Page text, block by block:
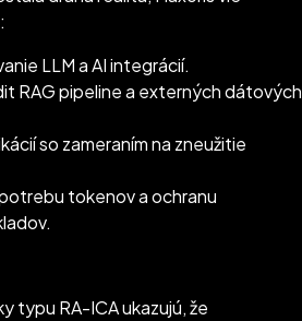
LLM a AI integrácií.
RAG pipeline a externých dátových
so zameraním na zneužitie
tokenov a ochranu
typu RA-ICA ukazujú, že